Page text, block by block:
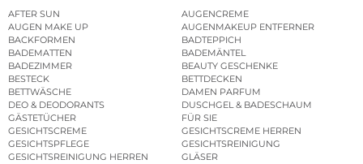
AFTER SUN
AUGENCREME
AUGEN MAKE UP
AUGENMAKEUP ENTFERNER
BACKFORMEN
BADTEPPICH
BADEMATTEN
BADEMÄNTEL
BADEZIMMER
BEAUTY GESCHENKE
BESTECK
BETTDECKEN
BETTWÄSCHE
DAMEN PARFUM
DEO & DEODORANTS
DUSCHGEL & BADESCHAUM
GÄSTETÜCHER
FÜR SIE
GESICHTSCREME
GESICHTSCREME HERREN
GESICHTSPFLEGE
GESICHTSREINIGUNG
GESICHTSREINIGUNG HERREN
GLÄSER